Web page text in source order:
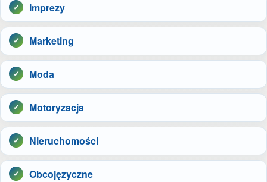
Imprezy
Marketing
Moda
Motoryzacja
Nieruchomości
Obcojęzyczne